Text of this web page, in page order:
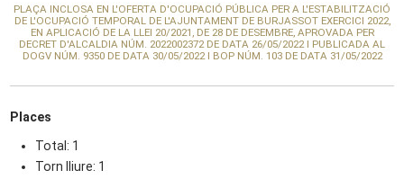
PLAÇA INCLOSA EN L'OFERTA D'OCUPACIÓ PÚBLICA PER A L'ESTABILITZACIÓ
DE L'OCUPACIÓ TEMPORAL DE L'AJUNTAMENT DE BURJASSOT EXERCICI 2022,
EN APLICACIÓ DE LA LLEI 20/2021, DE 28 DE DESEMBRE, APROVADA PER
DECRET D'ALCALDIA NÚM. 2022002372 DE DATA 26/05/2022 I PUBLICADA AL
DOGV NÚM. 9350 DE DATA 30/05/2022 I BOP NÚM. 103 DE DATA 31/05/2022
Places
Total: 1
Torn lliure: 1